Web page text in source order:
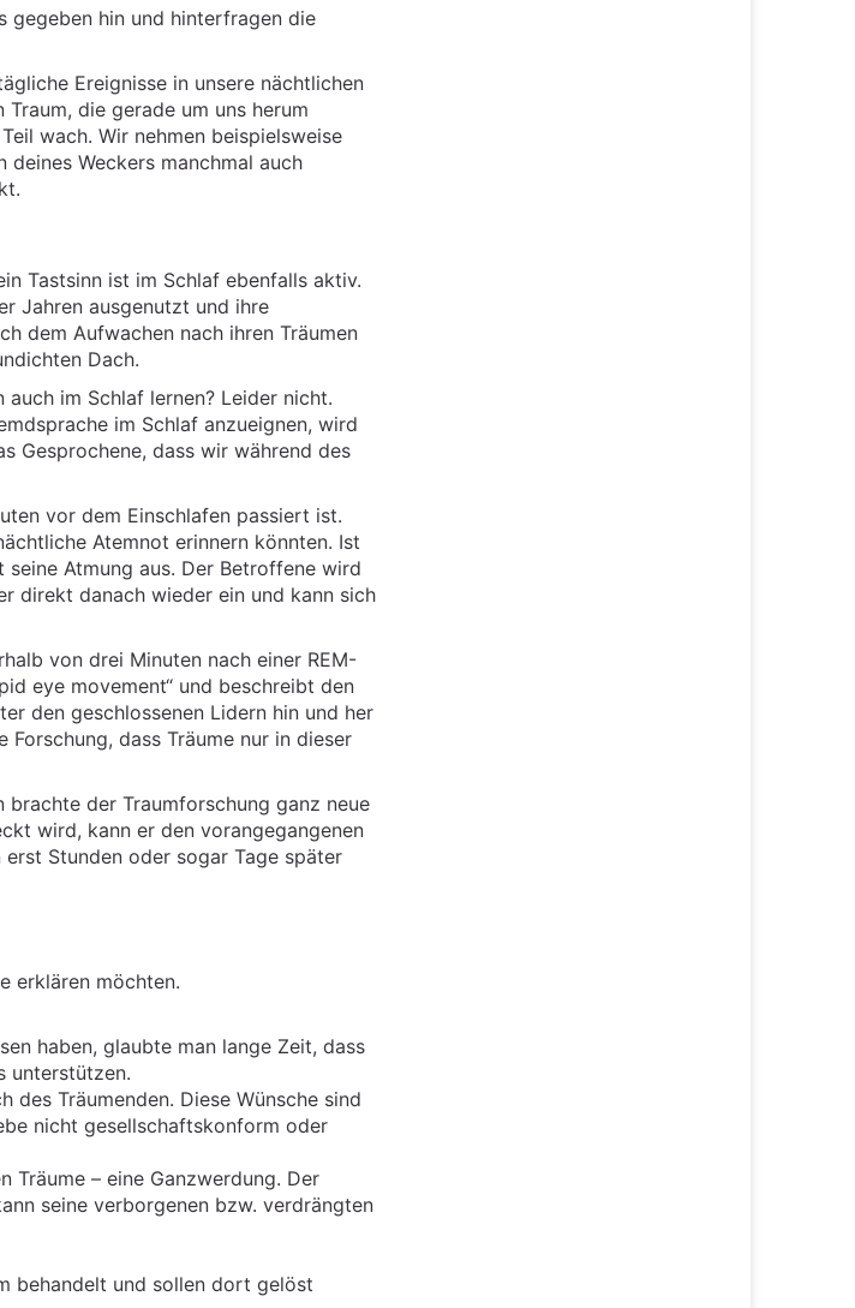
gegeben hin und hinterfragen die
Ereignisse in unsere nächtlichen
die gerade um uns herum
wach. Wir nehmen beispielsweise
deines Weckers manchmal auch
Tastsinn ist im Schlaf ebenfalls aktiv.
Jahren ausgenutzt und ihre
dem Aufwachen nach ihren Träumen
Dach.
auch im Schlaf lernen? Leider nicht.
im Schlaf anzueignen, wird
Gesprochene, dass wir während des
vor dem Einschlafen passiert ist.
Atemnot erinnern könnten. Ist
Atmung aus. Der Betroffene wird
direkt danach wieder ein und kann sich
von drei Minuten nach einer REM-
eye movement“ und beschreibt den
den geschlossenen Lidern hin und her
dass Träume nur in dieser
brachte der Traumforschung ganz neue
wird, kann er den vorangegangenen
Stunden oder sogar Tage später
erklären möchten.
haben, glaubte man lange Zeit, dass
unterstützen.
des Träumenden. Diese Wünsche sind
nicht gesellschaftskonform oder
Träume – eine Ganzwerdung. Der
seine verborgenen bzw. verdrängten
behandelt und sollen dort gelöst